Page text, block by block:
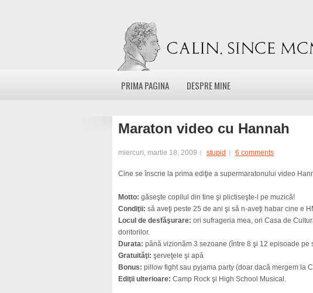
PRIMA PAGINA DESPRE MINE
Maraton video cu Hannah
miercuri, martie 18, 2009 stupid 6 comments
Cine se înscrie la prima ediţie a supermaratonului video
Motto: găseşte copilul din tine şi plictiseşte-l pe muzică!
Condiţii: să aveţi peste 25 de ani şi să n-aveţi habar cine e
Locul de desfăşurare: ori sufrageria mea, ori Casa de
doritorilor.
Durata: până vizionăm 3 sezoane (între 8 şi 12 episoade pe
Gratuităţi: şerveţele şi apă
Bonus: pillow fight sau pyjama party (doar dacă mergem la
Ediţii ulterioare: Camp Rock şi High School Musical.